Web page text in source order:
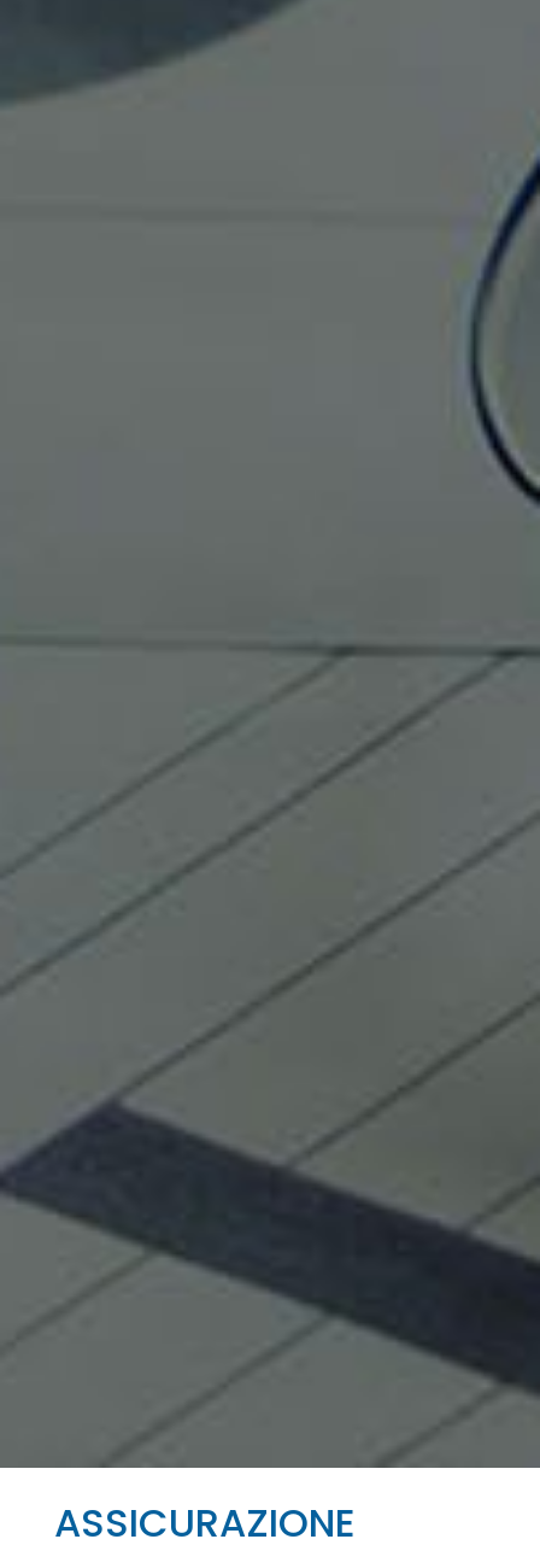
ASSICURAZIONE